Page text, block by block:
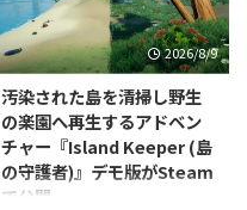
2026/8/9
汚染された島を清掃し野生
の楽園へ再生するアドベン
チャー『Island Keeper (島
の守護者)』デモ版がSteam
で公開